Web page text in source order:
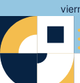
al
contenido